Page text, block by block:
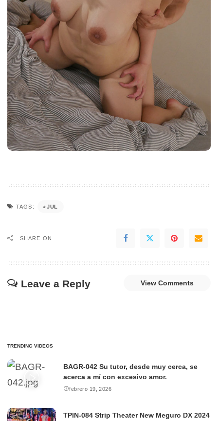
TAGS: JUL
SHARE ON
Leave a Reply View Comments
TRENDING VIDEOS
BAGR-042 Su tutor, desde muy cerca, se
acerca a mí con excesivo amor.
febrero 19, 2026
TPIN-084 Strip Theater New Meguro DX 2024